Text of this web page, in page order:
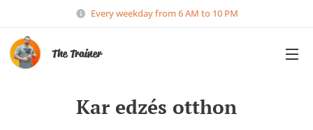
Every weekday from 6 AM to 10 PM
The Trainer
Kar edzés otthon